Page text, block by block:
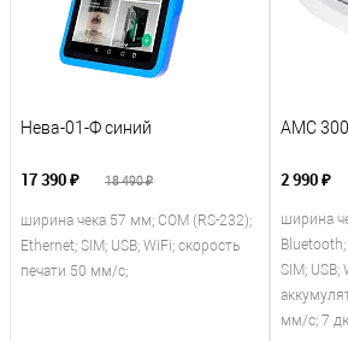
Нева-01-Ф синий
17 390 ₽ 18 490 ₽
ширина чека 57 мм; COM (RS-232);
Ethernet; SIM; USB; WiFi; скорость
печати 50 мм/с;
АМС
2 990 ₽
ширина
Bluetooth;
SIM; USB;
мм/с; 7